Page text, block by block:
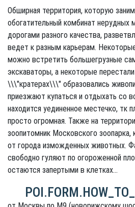
Обширная территория, которую
обогатительный комбинат нерудных
дорогами разного качества,
ведет к разным карьерам.
можно встретить большегрузные
экскаваторы, а некоторые
\\\"кратерах\\\" образовались
приезжают купаться и отдыхать со
находится уединенное местечко, тк
просто огромная. Также на
зоопитомник Московского
от города изможденных животных.
свободно гуляют по огороженной
остаются запертыми в клетках...